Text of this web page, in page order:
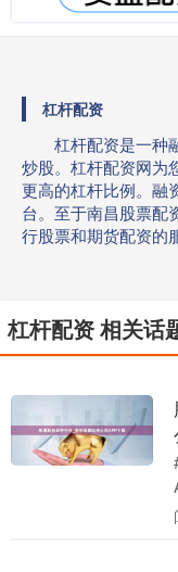
杠杆配资
杠杆配资是一种
炒股。杠杆配资网为
更高的杠杆比例。融
台。至于南昌股票配
行股票和期货配资的
杠杆配资 相关话